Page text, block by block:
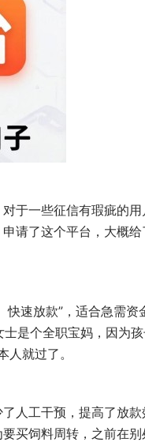
于一些征信有瑕疵的用
请了这个平台，大概给
快速放款”，适合急需资
是个全职宝妈，因为
就过了。
人工干预，提高了放款
买饲料周转，之前在别